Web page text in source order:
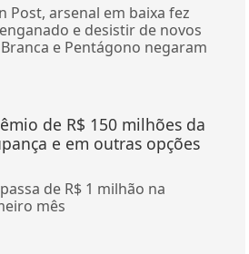
Post, arsenal em baixa fez
e desistir de novos
e Pentágono negaram
de R$ 150 milhões da
e em outras opções
de R$ 1 milhão na
mês